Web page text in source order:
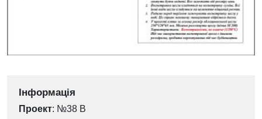
Інформація
Проект: №38 В